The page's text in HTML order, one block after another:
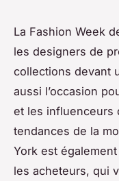
La Fashion Week
les designers de
collections devant
aussi l’occasion
et les influenceurs
tendances de la
York est
les acheteurs, qui